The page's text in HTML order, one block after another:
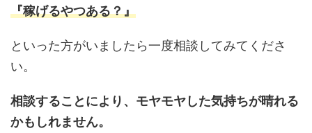
『稼げるやつある？』
といった方がいましたら一度相談してみてくださ
い。
相談することにより、モヤモヤした気持ちが晴れる
かもしれません。